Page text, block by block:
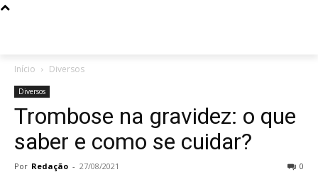
Início Diversos
Diversos
Trombose na gravidez: o que
saber e como se cuidar?
Por Redação - 27/08/2021 0